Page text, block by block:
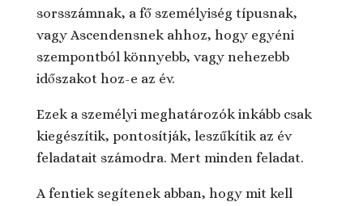
sorsszámnak, a fő személyiség típusnak,
vagy Ascendensnek ahhoz, hogy egyéni
szempontból könnyebb, vagy nehezebb
időszakot hoz-e az év.
Ezek a személyi meghatározók inkább csak
kiegészítik, pontosítják, leszűkítik az év
feladatait számodra. Mert minden feladat.
A fentiek segítenek abban, hogy mit kell